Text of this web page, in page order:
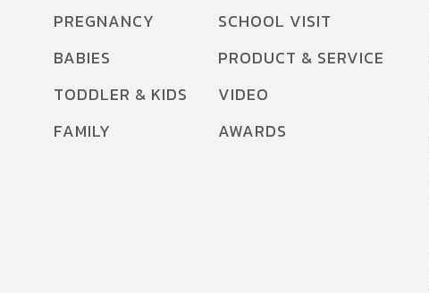
PREGNANCY
BABIES
TODDLER & KIDS
FAMILY
SCHOOL VISIT
PRODUCT & SERVICE
VIDEO
AWARDS